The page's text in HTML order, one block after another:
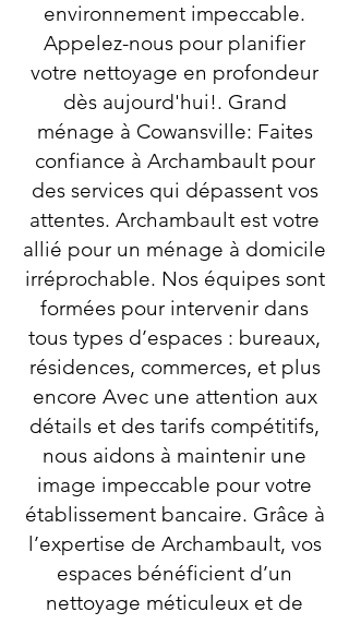
environnement impeccable.
Appelez-nous pour planifier
votre nettoyage en profondeur
dès aujourd'hui!. Grand
ménage à Cowansville: Faites
confiance à Archambault pour
des services qui dépassent vos
attentes. Archambault est votre
allié pour un ménage à domicile
irréprochable. Nos équipes sont
formées pour intervenir dans
tous types d’espaces : bureaux,
résidences, commerces, et plus
encore Avec une attention aux
détails et des tarifs compétitifs,
nous aidons à maintenir une
image impeccable pour votre
établissement bancaire. Grâce à
l’expertise de Archambault, vos
espaces bénéficient d’un
nettoyage méticuleux et de